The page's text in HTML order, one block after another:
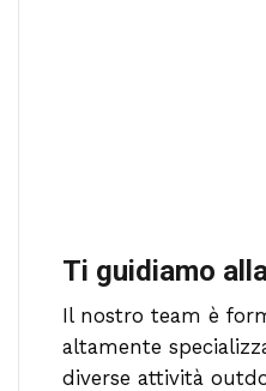
Ti guidiamo
Il nostro team è
altamente
diverse attività